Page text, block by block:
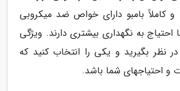
کاملاً بامبو دارای خواص ضد میکروبی
به نگهداری بیشتری دارند. ویژگی
نظر بگیرید و یکی را انتخاب کنید که
و احتیاجهای شما باشد.